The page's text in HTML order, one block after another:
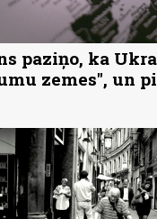
paziņo, ka
zemes", un